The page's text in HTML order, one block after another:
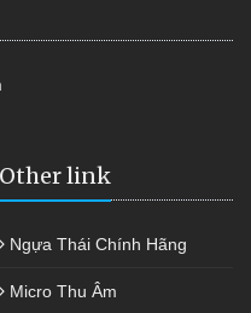
Other link
Ngựa Thái Chính Hãng
Micro Thu Âm